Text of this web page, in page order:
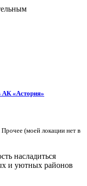
АК «Астория»
(моей локации нет в
насладиться
и уютных районов